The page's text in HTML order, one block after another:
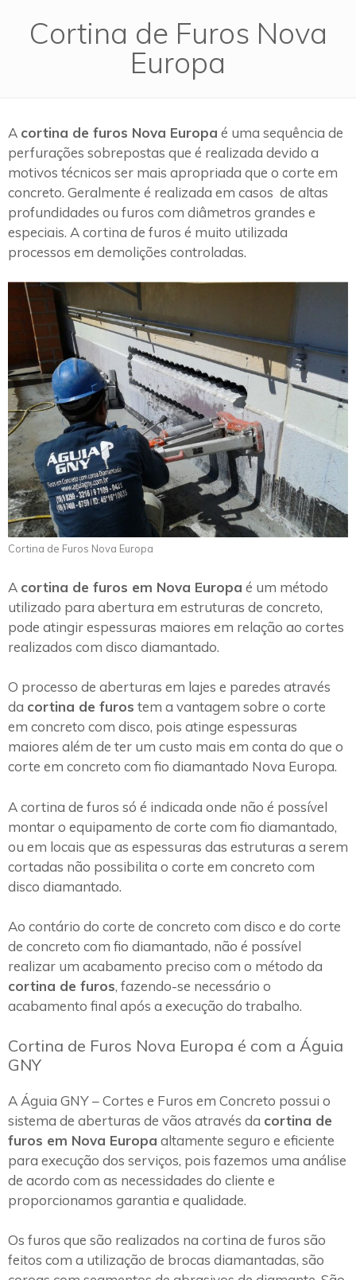
Cortina de Furos Nova
Europa
A cortina de furos Nova Europa é uma sequência de
perfurações sobrepostas que é realizada devido a
motivos técnicos ser mais apropriada que o corte em
concreto. Geralmente é realizada em casos de altas
profundidades ou furos com diâmetros grandes e
especiais. A cortina de furos é muito utilizada
processos em demolições controladas.
Cortina de Furos Nova Europa
A cortina de furos em Nova Europa é um método
utilizado para abertura em estruturas de concreto,
pode atingir espessuras maiores em relação ao cortes
realizados com disco diamantado.
O processo de aberturas em lajes e paredes através
da cortina de furos tem a vantagem sobre o corte
em concreto com disco, pois atinge espessuras
maiores além de ter um custo mais em conta do que o
corte em concreto com fio diamantado Nova Europa.
A cortina de furos só é indicada onde não é possível
montar o equipamento de corte com fio diamantado,
ou em locais que as espessuras das estruturas a serem
cortadas não possibilita o corte em concreto com
disco diamantado.
Ao contário do corte de concreto com disco e do corte
de concreto com fio diamantado, não é possível
realizar um acabamento preciso com o método da
cortina de furos, fazendo-se necessário o
acabamento final após a execução do trabalho.
Cortina de Furos Nova Europa é com a Águia
GNY
A Águia GNY – Cortes e Furos em Concreto possui o
sistema de aberturas de vãos através da cortina de
furos em Nova Europa altamente seguro e eficiente
para execução dos serviços, pois fazemos uma análise
de acordo com as necessidades do cliente e
proporcionamos garantia e qualidade.
Os furos que são realizados na cortina de furos são
feitos com a utilização de brocas diamantadas, são